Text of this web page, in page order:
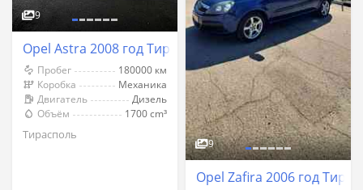
9
Opel Astra 2008 год Тирасполь
Пробег
180000 км
Коробка
Механика
Двигатель
Дизель
Объём
1700 cm³
Тирасполь
9
Opel Zafira 2006 год